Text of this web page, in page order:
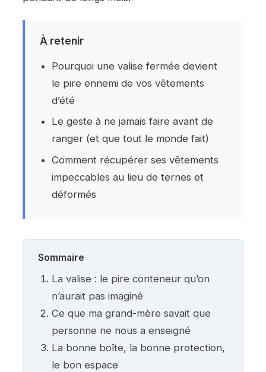
À retenir
Pourquoi une valise fermée devient
le pire ennemi de vos vêtements
d’été
Le geste à ne jamais faire avant de
ranger (et que tout le monde fait)
Comment récupérer ses vêtements
impeccables au lieu de ternes et
déformés
Sommaire
La valise : le pire conteneur qu’on
n’aurait pas imaginé
Ce que ma grand-mère savait que
personne ne nous a enseigné
La bonne boîte, la bonne protection,
le bon espace